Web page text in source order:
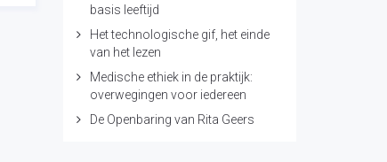
basis leeftijd
Het technologische gif, het einde
van het lezen
Medische ethiek in de praktijk:
overwegingen voor iedereen
De Openbaring van Rita Geers